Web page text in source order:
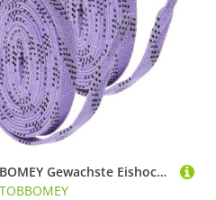
TOBBOMEY Gewachste Eishockey schnürsenkel Abriebfest Flach Langlebig Praktische Hockey schlittschuhsenkel für Rollschuhe und Sneaker Ersatzschnürsenkel für Eiskunstlauf und Sportschuhe
TOBBOMEY